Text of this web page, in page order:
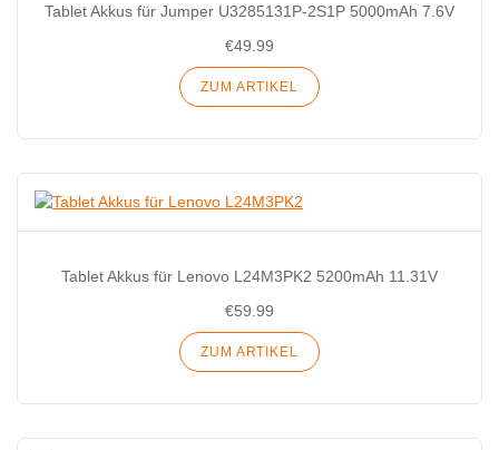
Tablet Akkus für Jumper U3285131P-2S1P 5000mAh 7.6V
€49.99
ZUM ARTIKEL
Tablet Akkus für Lenovo L24M3PK2 5200mAh 11.31V
€59.99
ZUM ARTIKEL